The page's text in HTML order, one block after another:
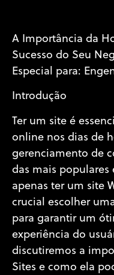
A Importância da
Sucesso do Seu
Especial para:
Introdução
Ter um site é
online nos dias de
gerenciamento de
das mais populares
apenas ter um site
crucial escolher
para garantir um
experiência do
discutiremos a
Sites e como ela